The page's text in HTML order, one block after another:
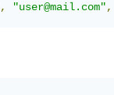
, "user@mail.com",